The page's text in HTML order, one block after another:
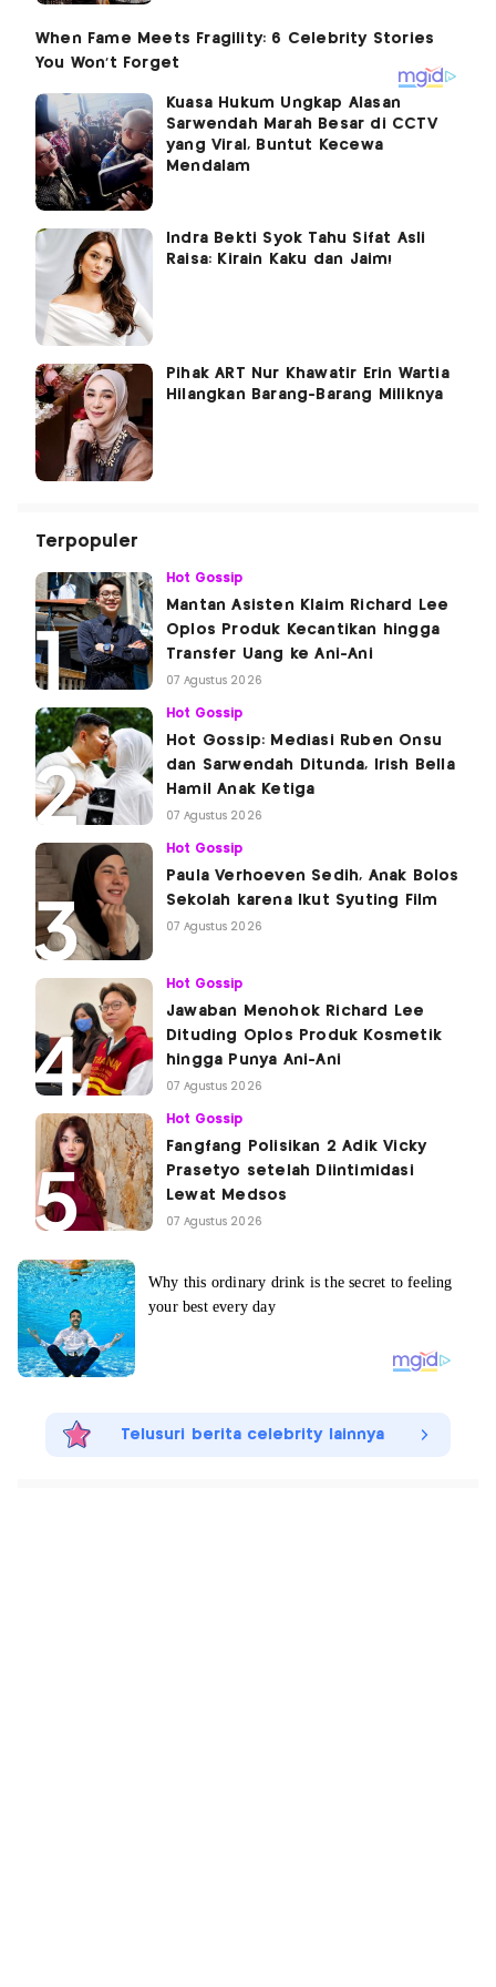
Kuasa Hukum Ungkap Alasan
Sarwendah Marah Besar di CCTV
yang Viral, Buntut Kecewa
Mendalam
Indra Bekti Syok Tahu Sifat Asli
Raisa: Kirain Kaku dan Jaim!
Pihak ART Nur Khawatir Erin Wartia
Hilangkan Barang-Barang Miliknya
Terpopuler
Hot Gossip
Mantan Asisten Klaim Richard Lee
Oplos Produk Kecantikan hingga
Transfer Uang ke Ani-Ani
07 Agustus 2026
Hot Gossip
Hot Gossip: Mediasi Ruben Onsu
dan Sarwendah Ditunda, Irish Bella
Hamil Anak Ketiga
07 Agustus 2026
Hot Gossip
Paula Verhoeven Sedih, Anak Bolos
Sekolah karena Ikut Syuting Film
07 Agustus 2026
Hot Gossip
Jawaban Menohok Richard Lee
Dituding Oplos Produk Kosmetik
hingga Punya Ani-Ani
07 Agustus 2026
Hot Gossip
Fangfang Polisikan 2 Adik Vicky
Prasetyo setelah Diintimidasi
Lewat Medsos
07 Agustus 2026
Telusuri berita celebrity lainnya